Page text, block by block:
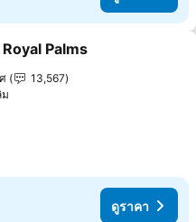
ในรายการโปรด
Palms
13,567
ม
ดูราคา